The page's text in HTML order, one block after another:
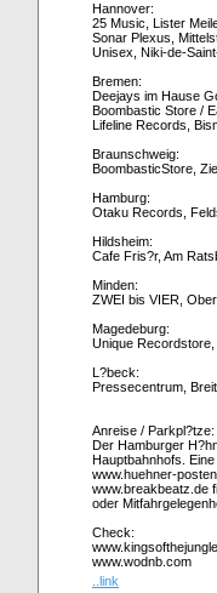
Hannover:
25 Music, Lister
Sonar Plexus,
Unisex, Niki-de-
Bremen:
Deejays im Hause
Boombastic Store /
Lifeline Records,
Braunschweig:
BoombasticStore,
Hamburg:
Otaku Records,
Hildsheim:
Cafe Fris?r, Am
Minden:
ZWEI bis VIER,
Magedeburg:
Unique
L?beck:
Pressecentrum,
Anreise / Parkpl?tze:
Der Hamburger
Hauptbahnhofs.
www.huehner-
www.breakbeatz.de
oder
Check:
www.wodnb.com
..link